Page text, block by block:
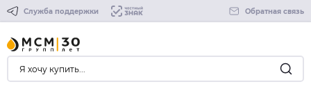
Служба поддержки Обратная связь